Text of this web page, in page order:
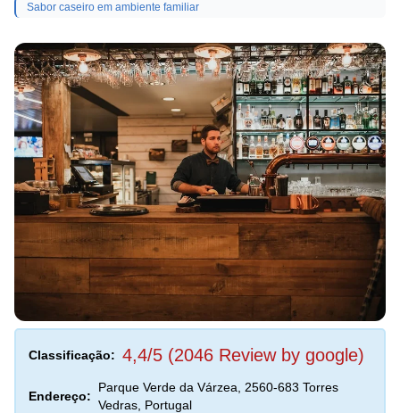
Sabor caseiro em ambiente familiar
Classificação: 4,4/5 (2046 Review by google)
Endereço:
Parque Verde da Várzea, 2560-683 Torres
Vedras, Portugal